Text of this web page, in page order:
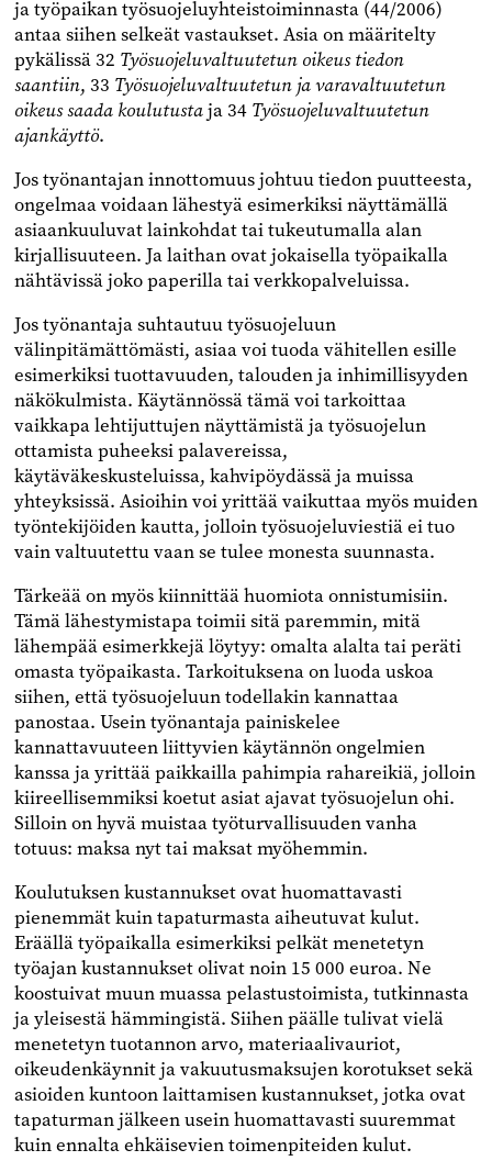
ja työpaikan työsuojeluyhteistoiminnasta (44/2006)
antaa siihen selkeät vastaukset. Asia on määritelty
pykälissä 32 Työsuojeluvaltuutetun oikeus tiedon
saantiin, 33 Työsuojeluvaltuutetun ja varavaltuutetun
oikeus saada koulutustaja 34 Työsuojeluvaltuutetun
ajankäyttö.
Jos työnantajan innottomuus johtuu tiedon puutteesta,
ongelmaa voidaan lähestyä esimerkiksi näyttämällä
asiaankuuluvat lainkohdat tai tukeutumalla alan
kirjallisuuteen. Ja laithan ovat jokaisella työpaikalla
nähtävissä joko paperilla tai verkkopalveluissa.
Jos työnantaja suhtautuu työsuojeluun
välinpitämättömästi, asiaa voi tuoda vähitellen esille
esimerkiksi tuottavuuden, talouden ja inhimillisyyden
näkökulmista. Käytännössä tämä voi tarkoittaa
vaikkapa lehtijuttujen näyttämistä ja työsuojelun
ottamista puheeksi palavereissa,
käytäväkeskusteluissa, kahvipöydässä ja muissa
yhteyksissä. Asioihin voi yrittää vaikuttaa myös muiden
työntekijöiden kautta, jolloin työsuojeluviestiä ei tuo
vain valtuutettu vaan se tulee monesta suunnasta.
Tärkeää on myös kiinnittää huomiota onnistumisiin.
Tämä lähestymistapa toimii sitä paremmin, mitä
lähempää esimerkkejä löytyy: omalta alalta tai peräti
omasta työpaikasta. Tarkoituksena on luoda uskoa
siihen, että työsuojeluun todellakin kannattaa
panostaa. Usein työnantaja painiskelee
kannattavuuteen liittyvien käytännön ongelmien
kanssa ja yrittää paikkailla pahimpia rahareikiä, jolloin
kiireellisemmiksi koetut asiat ajavat työsuojelun ohi.
Silloin on hyvä muistaa työturvallisuuden vanha
totuus: maksa nyt tai maksat myöhemmin.
Koulutuksen kustannukset ovat huomattavasti
pienemmät kuin tapaturmasta aiheutuvat kulut.
Eräällä työpaikalla esimerkiksi pelkät menetetyn
työajan kustannukset olivat noin 15 000 euroa. Ne
koostuivat muun muassa pelastustoimista, tutkinnasta
ja yleisestä hämmingistä. Siihen päälle tulivat vielä
menetetyn tuotannon arvo, materiaalivauriot,
oikeudenkäynnit ja vakuutusmaksujen korotukset sekä
asioiden kuntoon laittamisen kustannukset, jotka ovat
tapaturman jälkeen usein huomattavasti suuremmat
kuin ennalta ehkäisevien toimenpiteiden kulut.